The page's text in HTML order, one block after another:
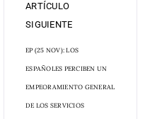
ARTÍCULO
SIGUIENTE
EP (25 NOV): LOS
ESPAÑOLES PERCIBEN UN
EMPEORAMIENTO GENERAL
DE LOS SERVICIOS